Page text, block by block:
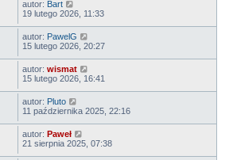
autor: Bart
19 lutego 2026, 11:33
autor: PawelG
15 lutego 2026, 20:27
autor: wismat
15 lutego 2026, 16:41
autor: Pluto
11 października 2025, 22:16
autor: Paweł
21 sierpnia 2025, 07:38